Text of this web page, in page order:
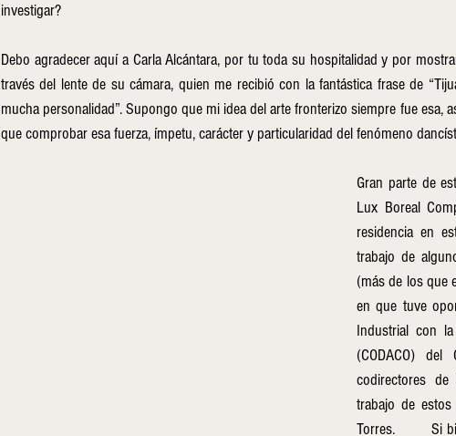
investigar?
Debo agradecer aquí a Carla Alcántara, por tu toda su hospitalidad y por
través del lente de su cámara, quien me recibió con la fantástica frase de
mucha personalidad”. Supongo que mi idea del arte fronterizo siempre fue esa,
que comprobar esa fuerza, ímpetu, carácter y particularidad del fenómeno
Gran parte de
Lux Boreal
residencia en
trabajo de
(más de los que
en que tuve
Industrial con
(CODACO)
codirectores
trabajo de
Torres. 	Si bien había mucho de admiración a nivel